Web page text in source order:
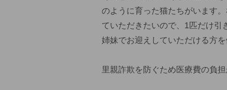
のように育った猫たちがいます
ていただきたいので、1匹だけ引
姉妹でお迎えしていただける方を
里親詐欺を防ぐため医療費の負担